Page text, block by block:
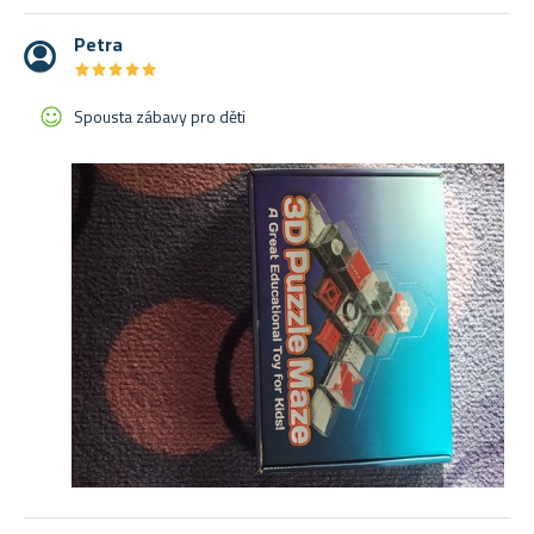
Petra
★★★★★
★★★★★
Spousta zábavy pro děti